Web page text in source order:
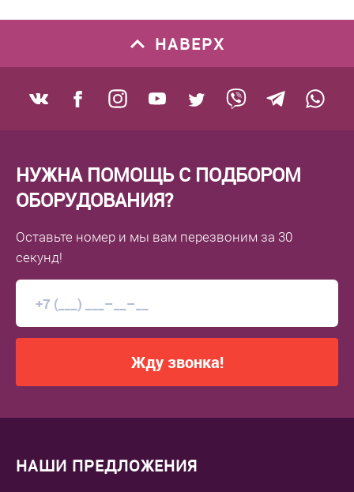
НАВЕРХ
НУЖНА ПОМОЩЬ С ПОДБОРОМ
ОБОРУДОВАНИЯ?
Оставьте номер и мы вам перезвоним за 30
секунд!
Жду звонка!
НАШИ ПРЕДЛОЖЕНИЯ